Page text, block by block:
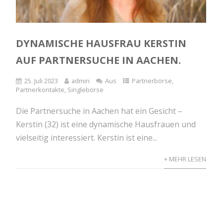
DYNAMISCHE HAUSFRAU KERSTIN
AUF PARTNERSUCHE IN AACHEN.
25. Juli 2023 admin Aus Partnerbörse,
Partnerkontakte, Singlebörse
Die Partnersuche in Aachen hat ein Gesicht –
Kerstin (32) ist eine dynamische Hausfrauen und
vielseitig interessiert. Kerstin ist eine...
+ MEHR LESEN